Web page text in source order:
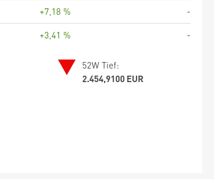
+7,18 %
-
+3,41 % -
52W Tief:
2.454,9100 EUR